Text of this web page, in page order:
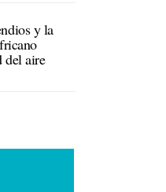
y la
del aire